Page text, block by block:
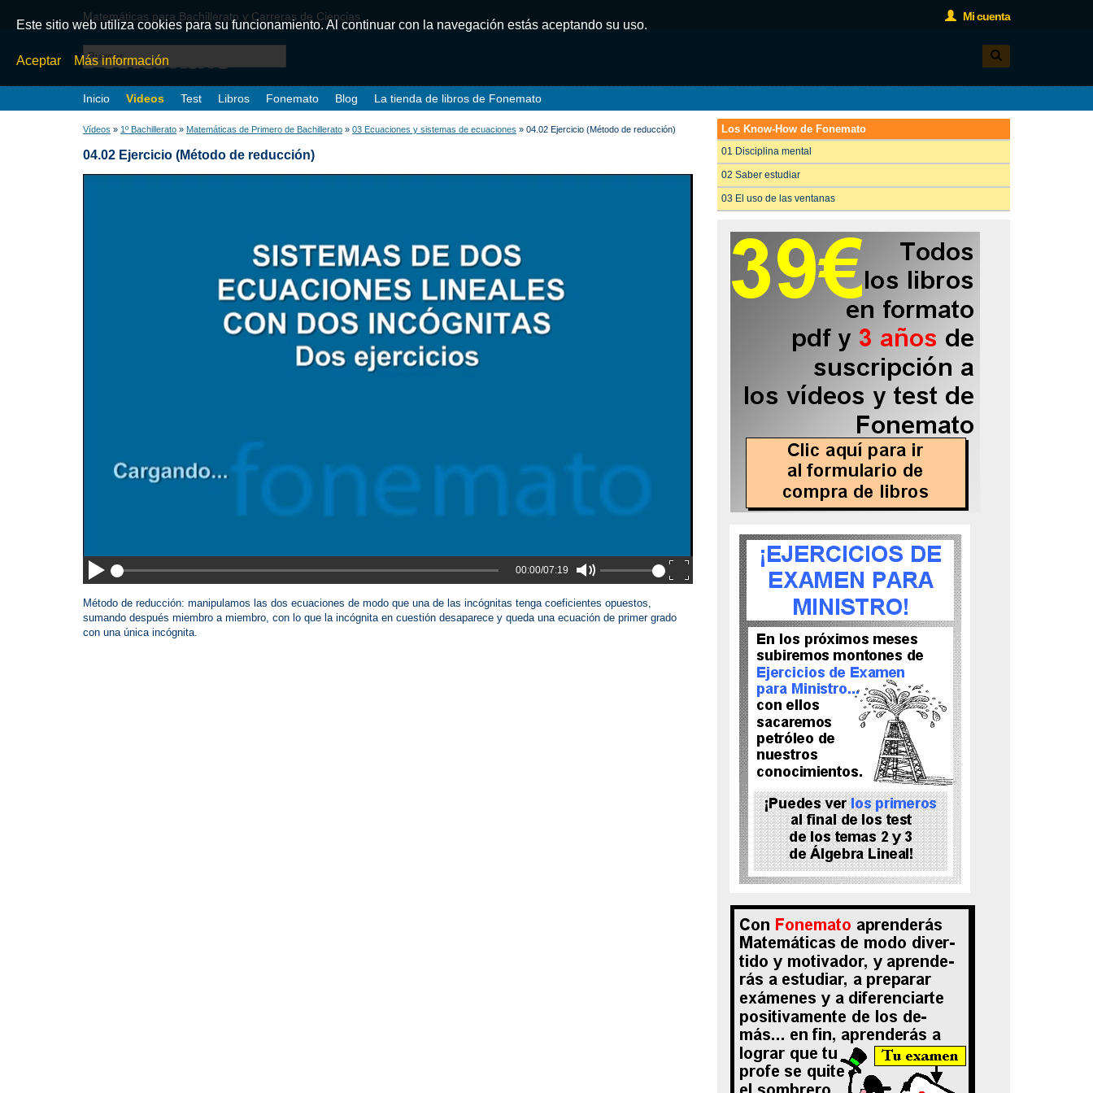
Matemáticas para Bachillerato y Carreras de Ciencias Mi cuenta
Inicio Videos Test Libros Fonemato Blog La tienda de libros de Fonemato
Vídeos » 1º Bachillerato » Matemáticas de Primero de Bachillerato » 03 Ecuaciones y sistemas de ecuaciones » 04.02 Ejercicio (Método de reducción)
04.02 Ejercicio (Método de reducción)
00:00/07:19
Método de reducción: manipulamos las dos ecuaciones de modo que una de las incógnitas tenga coeficientes opuestos,
sumando después miembro a miembro, con lo que la incógnita en cuestión desaparece y queda una ecuación de primer grado
con una única incógnita.
Los Know-How de Fonemato
01 Disciplina mental
02 Saber estudiar
03 El uso de las ventanas
Este sitio web utiliza cookies para su funcionamiento. Al continuar con la navegación estás aceptando su uso.
Aceptar Más información